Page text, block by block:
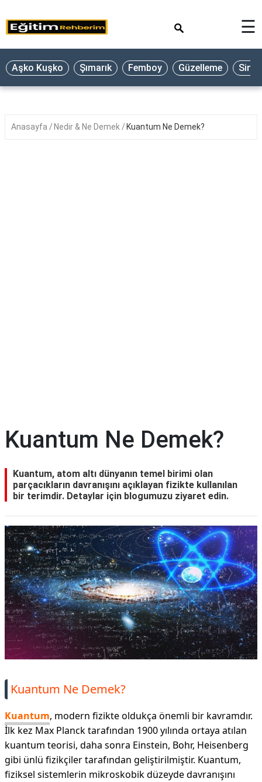
☰
Aşko Kuşko Şımarık Femboy Güzelleme
Anasayfa Nedir & Ne Demek Kuantum Ne Demek?
Kuantum Ne Demek?
Kuantum, atom altı dünyanın temel birimi olan
parçacıkların davranışını açıklayan fizikte kullanılan
bir terimdir. Detaylar için blogumuzu ziyaret edin.
Kuantum Ne Demek?
Kuantum, modern fizikte oldukça önemli bir kavramdır.
İlk kez Max Planck tarafından 1900 yılında ortaya atılan
kuantum teorisi, daha sonra Einstein, Bohr, Heisenberg
gibi ünlü fizikçiler tarafından geliştirilmiştir. Kuantum,
fiziksel sistemlerin mikroskobik düzeyde davranışını